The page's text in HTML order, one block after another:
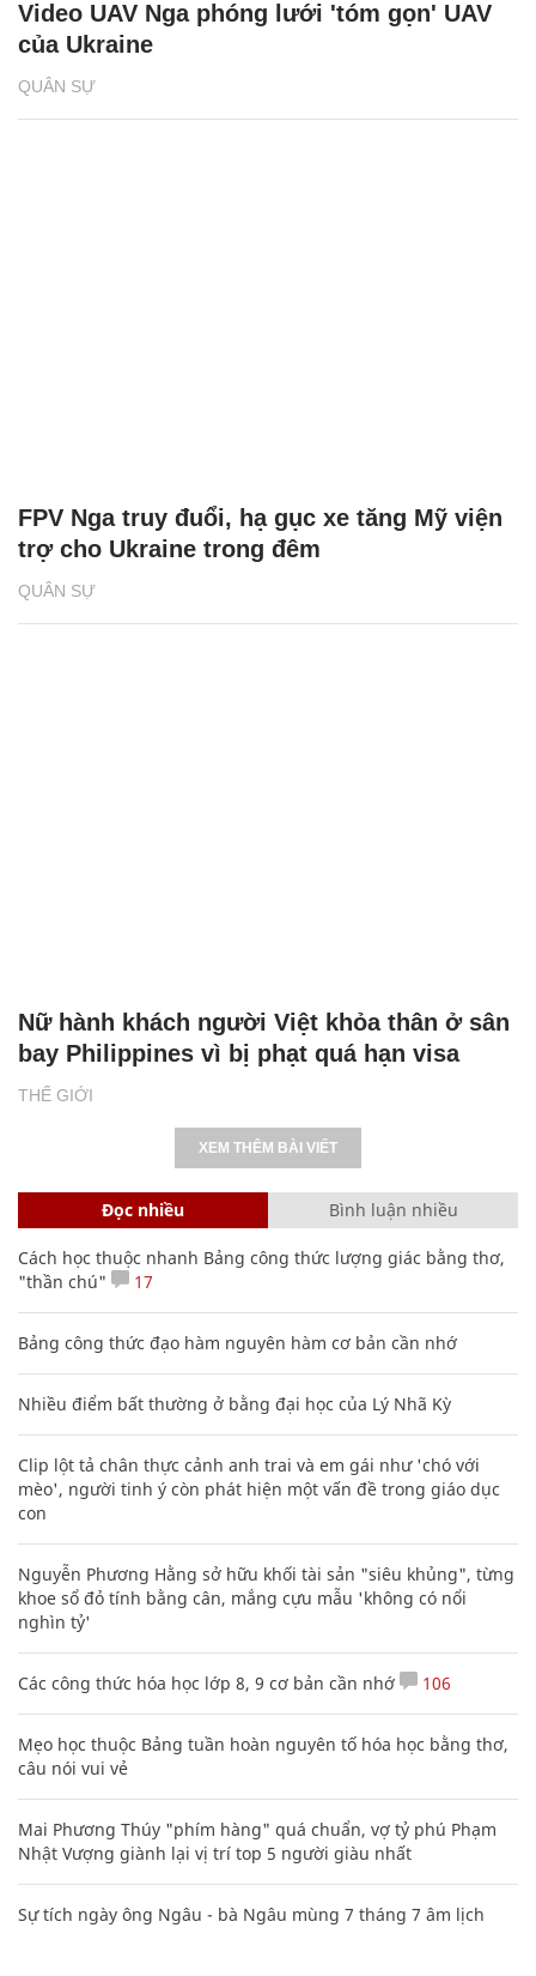
QUÂN SỰ
Video UAV Nga phóng lưới 'tóm gọn' UAV
của Ukraine
QUÂN SỰ
FPV Nga truy đuổi, hạ gục xe tăng Mỹ viện
trợ cho Ukraine trong đêm
THẾ GIỚI
Nữ hành khách người Việt khỏa thân ở sân
bay Philippines vì bị phạt quá hạn visa
XEM THÊM BÀI VIẾT
Đọc nhiều Bình luận nhiều
Cách học thuộc nhanh Bảng công thức lượng giác bằng thơ,
"thần chú"
17
Bảng công thức đạo hàm nguyên hàm cơ bản cần nhớ
Nhiều điểm bất thường ở bằng đại học của Lý Nhã Kỳ
Clip lột tả chân thực cảnh anh trai và em gái như 'chó với
mèo', người tinh ý còn phát hiện một vấn đề trong giáo dục
con
Nguyễn Phương Hằng sở hữu khối tài sản "siêu khủng", từng
khoe sổ đỏ tính bằng cân, mắng cựu mẫu 'không có nổi
nghìn tỷ'
Các công thức hóa học lớp 8, 9 cơ bản cần nhớ 106
Mẹo học thuộc Bảng tuần hoàn nguyên tố hóa học bằng thơ,
câu nói vui vẻ
Mai Phương Thúy "phím hàng" quá chuẩn, vợ tỷ phú Phạm
Nhật Vượng giành lại vị trí top 5 người giàu nhất
Sự tích ngày ông Ngâu - bà Ngâu mùng 7 tháng 7 âm lịch